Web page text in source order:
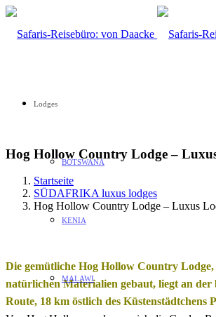
Lodges
BOTSWANA
KENIA
MALAWI
Hog Hollow Country Lodge –
Startseite
SÜDAFRIKA luxus lodges
Hog Hollow Country Lodge – Luxus
Die gemütliche Hog Hollow Country
natürlichen Materialien gebaut, liegt an der
Route, 18 km östlich des Küstenstädtchens